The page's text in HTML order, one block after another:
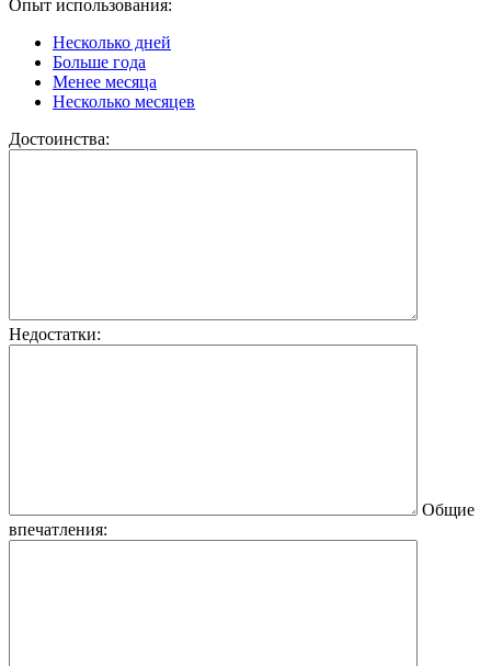
Опыт использования:
Несколько дней
Больше года
Менее месяца
Несколько месяцев
Достоинства:
Недостатки:
Общие
впечатления: